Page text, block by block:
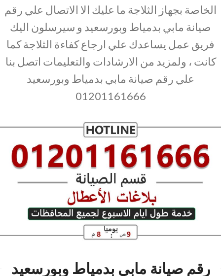
الخاصة بجهاز الثلاجة ما عليك الا الاتصال علي رقم
صيانة مابي بدمياط وبورسعيد و سيرسلون اليك
فريق عمل يساعدك علي ارجاع كفاءة الثلاجة كما
كانت ، ولمزيد من الارشادات والتعليمات اتصل بنا
علي رقم صيانة مابي بدمياط وبورسعيد
01201161666
رقم صيانة مابي بدمياط وبورسعيد